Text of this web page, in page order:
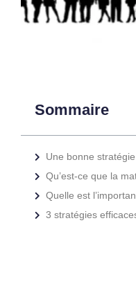
Sommaire
Qu’est-ce que la
3 stratégies